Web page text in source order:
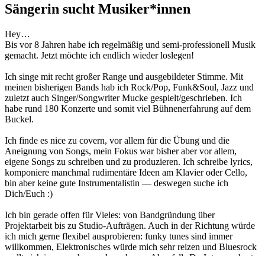
Sängerin sucht Musiker*innen
Hey…
Bis vor 8 Jahren habe ich regelmäßig und semi-professionell Musik
gemacht. Jetzt möchte ich endlich wieder loslegen!
Ich singe mit recht großer Range und ausgebildeter Stimme. Mit
meinen bisherigen Bands hab ich Rock/Pop, Funk&Soul, Jazz und
zuletzt auch Singer/Songwriter Mucke gespielt/geschrieben. Ich
habe rund 180 Konzerte und somit viel Bühnenerfahrung auf dem
Buckel.
Ich finde es nice zu covern, vor allem für die Übung und die
Aneignung von Songs, mein Fokus war bisher aber vor allem,
eigene Songs zu schreiben und zu produzieren. Ich schreibe lyrics,
komponiere manchmal rudimentäre Ideen am Klavier oder Cello,
bin aber keine gute Instrumentalistin — deswegen suche ich
Dich/Euch :)
Ich bin gerade offen für Vieles: von Bandgründung über
Projektarbeit bis zu Studio-Aufträgen. Auch in der Richtung würde
ich mich gerne flexibel ausprobieren: funky tunes sind immer
willkommen, Elektronisches würde mich sehr reizen und Bluesrock